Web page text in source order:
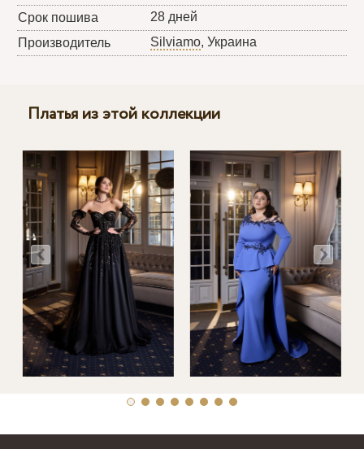
Срок пошива
28 дней
Производитель
Silviamo, Украина
Платья из этой коллекции